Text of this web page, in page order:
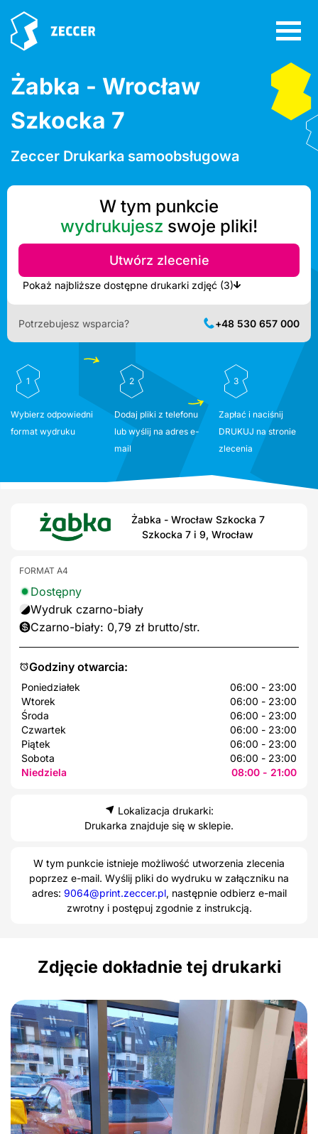
Żabka - Wrocław
Szkocka 7
Zeccer Drukarka samoobsługowa
W tym punkcie
wydrukujesz swoje pliki!
Utwórz zlecenie
Pokaż najbliższe dostępne drukarki zdjęć (3)
Potrzebujesz wsparcia? +48 530 657 000
1
Wybierz odpowiedni
format wydruku
2
Dodaj pliki z telefonu
lub wyślij na adres e-
mail
3
Zapłać i naciśnij
DRUKUJ na stronie
zlecenia
Żabka - Wrocław Szkocka 7
Szkocka 7 i 9, Wrocław
Godziny otwarcia:
Poniedziałek
06:00 - 23:00
Wtorek
06:00 - 23:00
Środa
06:00 - 23:00
Czwartek
06:00 - 23:00
Piątek
06:00 - 23:00
Sobota
06:00 - 23:00
Niedziela
08:00 - 21:00
FORMAT A4
Dostępny
Wydruk czarno-biały
Czarno-biały: 0,79 zł brutto/str.
Lokalizacja drukarki:
Drukarka znajduje się w sklepie.
W tym punkcie istnieje możliwość utworzenia zlecenia
poprzez e-mail. Wyślij pliki do wydruku w załączniku na
adres: 9064@print.zeccer.pl, następnie odbierz e-mail
zwrotny i postępuj zgodnie z instrukcją.
Zdjęcie dokładnie tej drukarki